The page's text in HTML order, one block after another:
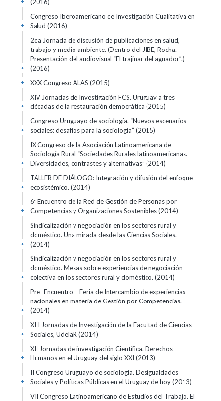
(2016)
+
Congreso Iberoamericano de Investigación Cualitativa en
Salud (2016)
+
2da Jornada de discusión de publicaciones en salud,
trabajo y medio ambiente. (Dentro del JIBE, Rocha.
Presentación del audiovisual “El trajinar del aguador”.)
(2016)
+
XXX Congreso ALAS (2015)
+
XIV Jornadas de Investigación FCS. Uruguay a tres
décadas de la restauración democrática (2015)
+
Congreso Uruguayo de sociología. “Nuevos escenarios
sociales: desafíos para la sociología” (2015)
+
IX Congreso de la Asociación Latinoamericana de
Sociología Rural “Sociedades Rurales latinoamericanas.
Diversidades, contrastes y alternativas” (2014)
+
TALLER DE DIÁLOGO: Integración y difusión del enfoque
ecosistémico. (2014)
+
6º Encuentro de la Red de Gestión de Personas por
Competencias y Organizaciones Sostenibles(2014)
+
Sindicalización y negociación en los sectores rural y
doméstico. Una mirada desde las Ciencias Sociales.
(2014)
+
Sindicalización y negociación en los sectores rural y
doméstico. Mesas sobre experiencias de negociación
colectiva en los sectores rural y doméstico. (2014)
+
Pre- Encuentro – Feria de Intercambio de experiencias
nacionales en materia de Gestión por Competencias.
(2014)
+
XIII Jornadas de Investigación de la Facultad de Ciencias
Sociales, UdelaR (2014)
+
XII Jornadas de investigación Científica. Derechos
Humanos en el Uruguay del siglo XXI (2013)
+
II Congreso Uruguayo de sociología. Desigualdades
Sociales y Políticas Públicas en el Uruguay de hoy(2013)
+
VII Congreso Latinoamericano de Estudios del Trabajo. El